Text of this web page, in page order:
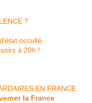
?
occulté
à 20h !
EN FRANCE
la France